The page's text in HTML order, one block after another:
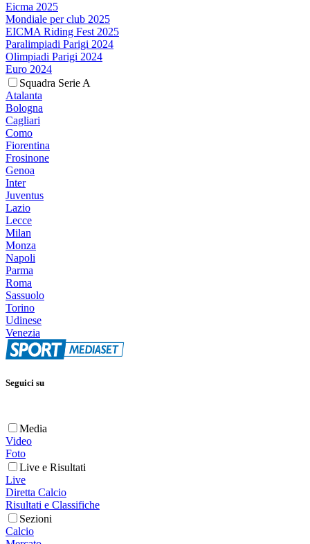
Eicma 2025
Mondiale per club 2025
EICMA Riding Fest 2025
Paralimpiadi Parigi 2024
Olimpiadi Parigi 2024
Euro 2024
Squadra Serie A
Atalanta
Bologna
Cagliari
Como
Fiorentina
Frosinone
Genoa
Inter
Juventus
Lazio
Lecce
Milan
Monza
Napoli
Parma
Roma
Sassuolo
Torino
Udinese
Venezia
Seguici su
Media
Video
Foto
Live e Risultati
Live
Diretta Calcio
Risultati e Classifiche
Sezioni
Calcio